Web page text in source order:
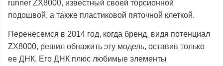
runner ZX8000, известный своей торсионной
подошвой, а также пластиковой пяточной клеткой.
Перенесемся в 2014 год, когда бренд, видя потенциал
ZX8000, решил обнажить эту модель, оставив только
ее ДНК. Его ДНК плюс любимые элементы